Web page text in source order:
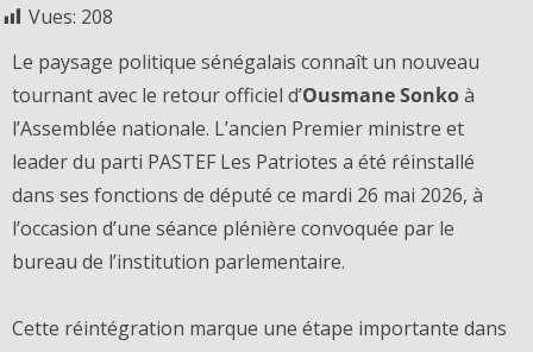
Vues: 208
Le paysage politique sénégalais connaît un nouveau
tournant avec le retour officiel d’Ousmane Sonkoà
l’Assemblée nationale. L’ancien Premier ministre et
leader du parti PASTEF Les Patriotes a été réinstallé
dans ses fonctions de député ce mardi 26 mai 2026, à
l’occasion d’une séance plénière convoquée par le
bureau de l’institution parlementaire.
Cette réintégration marque une étape importante dans